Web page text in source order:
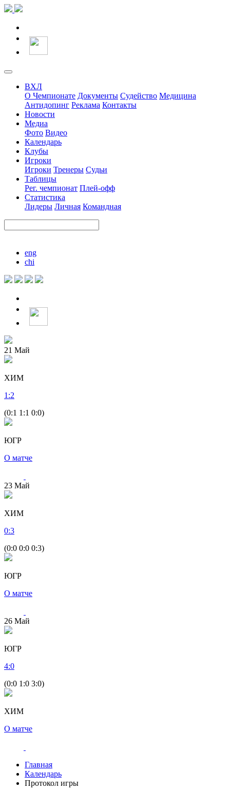
ВХЛ
О Чемпионате Документы Судейство Медицина
Антидопинг Реклама Контакты
Новости
Медиа
Фото Видео
Календарь
Клубы
Игроки
Игроки Тренеры Судьи
Таблицы
Рег. чемпионат Плей-офф
Статистика
Лидеры Личная Командная
eng
chi
21 Май
ХИМ
1 :2
(0:1 1:1 0:0)
ЮГР
О матче
23 Май
ХИМ
0:3
(0:0 0:0 0:3)
ЮГР
О матче
26 Май
ЮГР
4:0
(0:0 1:0 3:0)
ХИМ
О матче
Главная
Календарь
Протокол игры